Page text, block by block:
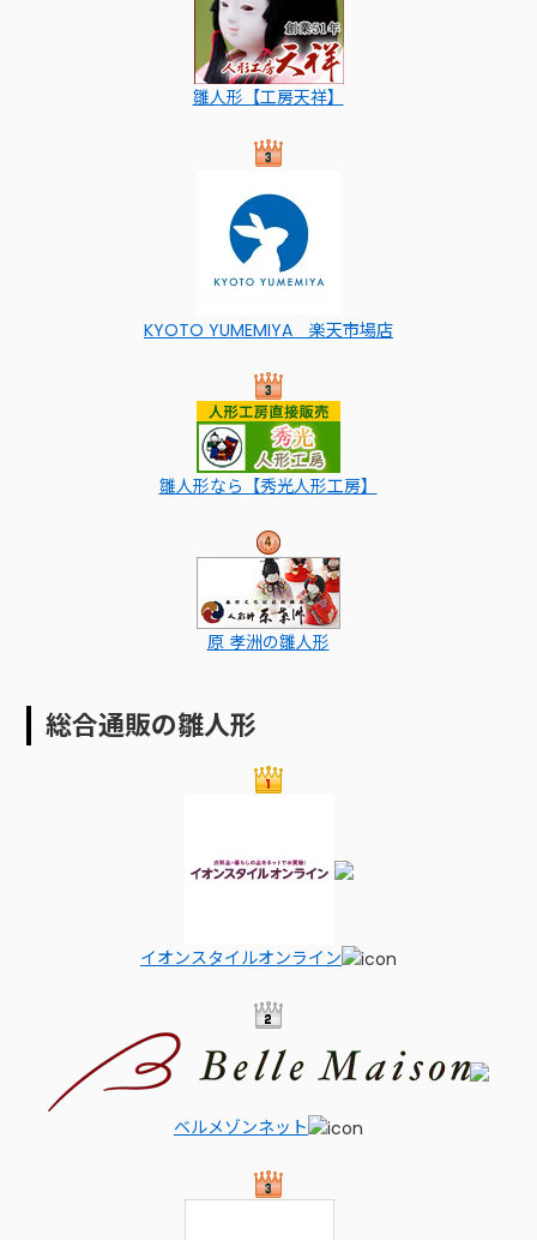
雛人形【工房天祥】
KYOTO YUMEMIYA 楽天市場店
雛人形なら【秀光人形工房】
原 孝洲の雛人形
総合通販の雛人形
イオンスタイルオンライン
ベルメゾンネット